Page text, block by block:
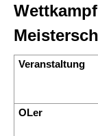
Veranstaltung
OLer